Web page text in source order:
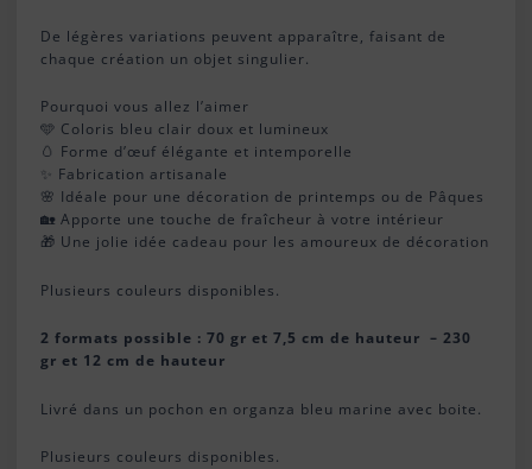
De légères variations peuvent apparaître, faisant de
chaque création un objet singulier.
Pourquoi vous allez l’aimer
🩵 Coloris bleu clair doux et lumineux
🥚 Forme d’œuf élégante et intemporelle
✨ Fabrication artisanale
🌸 Idéale pour une décoration de printemps ou de Pâques
🏡 Apporte une touche de fraîcheur à votre intérieur
🎁 Une jolie idée cadeau pour les amoureux de décoration
Plusieurs couleurs disponibles.
2 formats possible : 70 gr et 7,5 cm de hauteur – 230
gr et 12 cm de hauteur
Livré dans un pochon en organza bleu marine avec boite.
Plusieurs couleurs disponibles.